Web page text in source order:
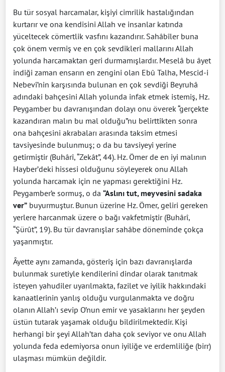
Bu tür sosyal harcamalar, kişiyi cimrilik hastalığından
kurtarır ve ona kendisini Allah ve insanlar katında
yüceltecek cömertlik vasfını kazandırır. Sahâbîler buna
çok önem vermiş ve en çok sevdikleri mallarını Allah
yolunda harcamaktan geri durmamışlardır. Meselâ bu âyet
indiği zaman ensarın en zengini olan Ebû Talha, Mescid-i
Nebevî’nin karşısında bulunan en çok sevdiği Beyruhâ
adındaki bahçesini Allah yolunda infak etmek istemiş, Hz.
Peygamber bu davranışından dolayı onu överek “gerçekte
kazandıran malın bu mal olduğu”nu belirttikten sonra
ona bahçesini akrabaları arasında taksim etmesi
tavsiyesinde bulunmuş; o da bu tavsiyeyi yerine
getirmiştir (Buhârî, “Zekât”, 44). Hz. Ömer de en iyi malının
Hayber’deki hissesi olduğunu söyleyerek onu Allah
yolunda harcamak için ne yapması gerektiğini Hz.
Peygamber’e sormuş, o da “Aslını tut, meyvesini sadaka
ver” buyurmuştur. Bunun üzerine Hz. Ömer, geliri gereken
yerlere harcanmak üzere o bağı vakfetmiştir (Buhârî,
“Şürût”, 19). Bu tür davranışlar sahâbe döneminde çokça
yaşanmıştır.
Âyette aynı zamanda, gösteriş için bazı davranışlarda
bulunmak suretiyle kendilerini dindar olarak tanıtmak
isteyen yahudiler uyarılmakta, fazilet ve iyilik hakkındaki
kanaatlerinin yanlış olduğu vurgulanmakta ve doğru
olanın Allah’ı sevip O’nun emir ve yasaklarını her şeyden
üstün tutarak yaşamak olduğu bildirilmektedir. Kişi
herhangi bir şeyi Allah’tan daha çok seviyor ve onu Allah
yolunda feda edemiyorsa onun iyiliğe ve erdemliliğe (birr)
ulaşması mümkün değildir.